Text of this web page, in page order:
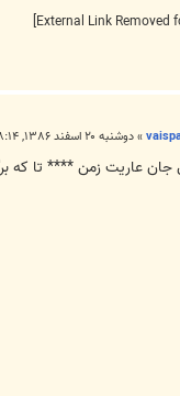
»دوشنبه ۲۰ اسفند ۱۳۸۶, ۸:۱۴ ب.ظ
جان عاريت زمن **** تا كه